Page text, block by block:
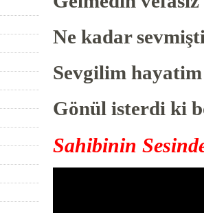
Ne kadar
Sevgilim
Gönül isterdi ki
Sahibinin